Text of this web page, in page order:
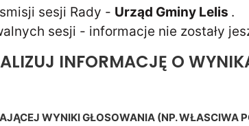
sesji Rady - Urząd Gminy Lelis .
sesji - informacje nie zostały
INFORMACJĘ O
WYNIKI GŁOSOWANIA (NP. WŁASCIWA